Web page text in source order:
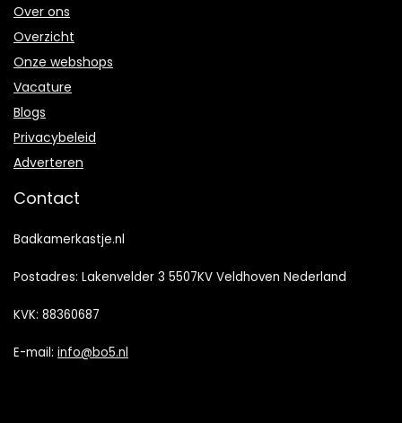
Over ons
Overzicht
Onze webshops
Vacature
Blogs
Privacybeleid
Adverteren
Contact
Badkamerkastje.nl
Postadres: Lakenvelder 3 5507KV Veldhoven Nederland
KVK: 88360687
E-mail: info@bo5.nl